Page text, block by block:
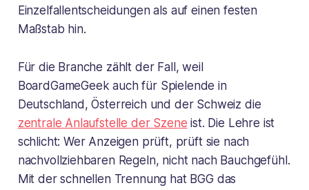
Einzelfallentscheidungen als auf einen festen
Maßstab hin.
Für die Branche zählt der Fall, weil
BoardGameGeek auch für Spielende in
Deutschland, Österreich und der Schweiz die
zentrale Anlaufstelle der Szene ist. Die Lehre ist
schlicht: Wer Anzeigen prüft, prüft sie nach
nachvollziehbaren Regeln, nicht nach Bauchgefühl.
Mit der schnellen Trennung hat BGG das